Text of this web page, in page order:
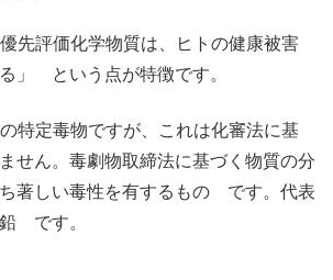
先評価化学物質は、ヒトの健康被害
」 という点が特徴です。
特定毒物ですが、これは化審法に基
せん。毒劇物取締法に基づく物質の分
著しい毒性を有するもの です。代表
です。